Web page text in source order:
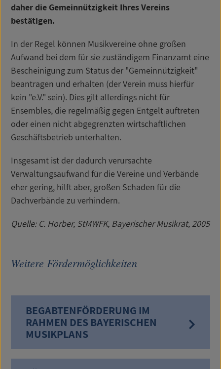
daher die Gemeinnützigkeit Ihres Vereins
bestätigen.
In der Regel können Musikvereine ohne großen
Aufwand bei dem für sie zuständigem Finanzamt eine
Bescheinigung zum Status der "Gemeinnützigkeit"
beantragen und erhalten (der Verein muss hierfür
kein "e.V." sein). Dies gilt allerdings nicht für
Ensembles, die regelmäßig gegen Entgelt auftreten
oder einen nicht abgegrenzten wirtschaftlichen
Geschäftsbetrieb unterhalten.
Insgesamt ist der dadurch verursachte
Verwaltungsaufwand für die Vereine und Verbände
eher gering, hilft aber, großen Schaden für die
Dachverbände zu verhindern.
Quelle: C. Horber, StMWFK, Bayerischer Musikrat, 2005
Weitere Fördermöglichkeiten
BEGABTENFÖRDERUNG IM
RAHMEN DES BAYERISCHEN
MUSIKPLANS